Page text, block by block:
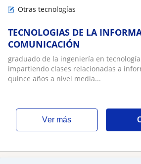
Otras tecnologías
TECNOLOGIAS DE LA
COMUNICACIÓN
graduado de la ingeniería en
impartiendo clases relacionadas a
quince años a nivel media...
ver más